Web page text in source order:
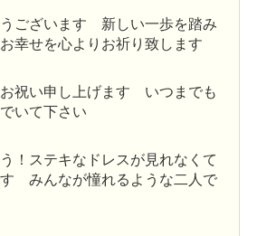
ございます 新しい一歩を踏み
幸せを心よりお祈り致します
祝い申し上げます いつまでも
いて下さい
！ステキなドレスが見れなくて
みんなが憧れるような二人で